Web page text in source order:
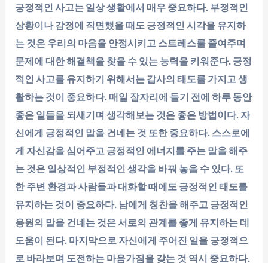
긍정적인 사고는 일상 생활에서 매우 중요하다. 부정적인
상황이나 감정에 직면했을 때도 긍정적인 시각을 유지하
는 것은 우리의 마음을 안정시키고 스트레스를 줄여주며
문제에 대한 해결책을 찾을 수 있는 능력을 키워준다. 긍정
적인 사고를 유지하기 위해서는 감사의 태도를 가지고 생
활하는 것이 중요하다. 매일 잠자리에 들기 전에 하루 동안
좋은 일들을 되새기며 생각해보는 것은 좋은 방법이다. 자
신에게 긍정적인 말을 건네는 것 또한 중요하다. 스스로에
게 자신감을 심어주고 긍정적인 에너지를 주는 말을 해주
는 것은 일상적인 부정적인 생각을 바꿔 놓을 수 있다. 또
한 주변 환경과 사람들과 대화할 때에도 긍정적인 태도를
유지하는 것이 중요하다. 남에게 칭찬을 해주고 긍정적인
응원의 말을 건네는 것은 서로의 관계를 좋게 유지하는 데
도움이 된다. 마지막으로 자신에게 주어진 일을 긍정적으
로 바라보며 도전하는 마음가짐을 갖는 것 역시 중요하다.